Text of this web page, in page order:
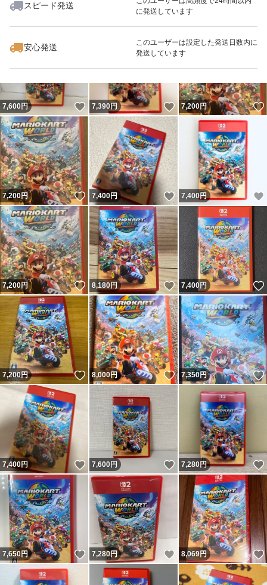
スピード発送
に発送しています
安心発送
このユーザーは設定した発送日数内に
発送しています
いいね！
8,000
7,600円 いいね！
7,390円 いいね！
7,200円
7,200円 いいね！
7,400円 いいね！
7,400円
7,200円 いいね！
8,180円 いいね！
7,400円
7,200円 いいね！
8,000円 いいね！
7,350円
7,400円 いいね！
7,600円 いいね！
7,280円
7,650円 いいね！
7,280円 いいね！
8,069円